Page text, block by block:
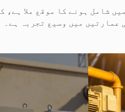
ہیں، بہت سے بڑے پروجیکٹس میں شامل
عمارتیں میں وسیع تجربہ ہے۔